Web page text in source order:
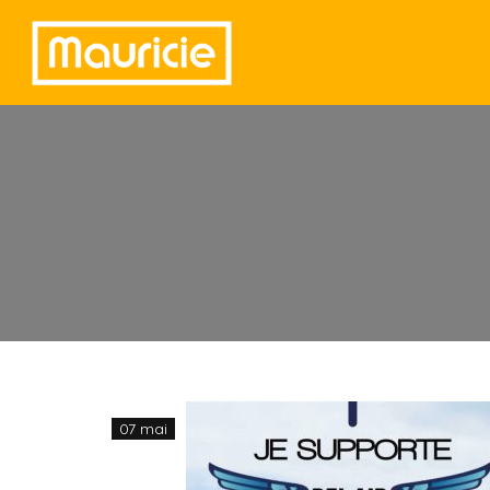
07 mai